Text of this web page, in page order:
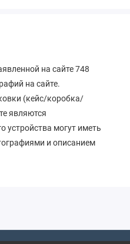
на сайте 748
на сайте.
(кейс/коробка/
являются
устройства могут иметь
и описанием